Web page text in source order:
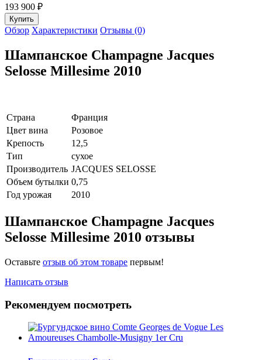
193 900 ₽
Обзор Характеристики Отзывы (0)
Шампанское Champagne Jacques
Selosse Millesime 2010
Страна
Франция
Цвет вина
Розовое
Крепость
12,5
Тип
сухое
Производитель JACQUES SELOSSE
Объем бутылки 0,75
Год урожая
2010
Шампанское Champagne Jacques
Selosse Millesime 2010 отзывы
Оставьте отзыв об этом товаре первым!
Написать отзыв
Рекомендуем посмотреть